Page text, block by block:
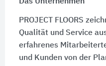
Das Unternehmen
PROJECT FLOORS
Qualität und Service
erfahrenes
und Kunden von der